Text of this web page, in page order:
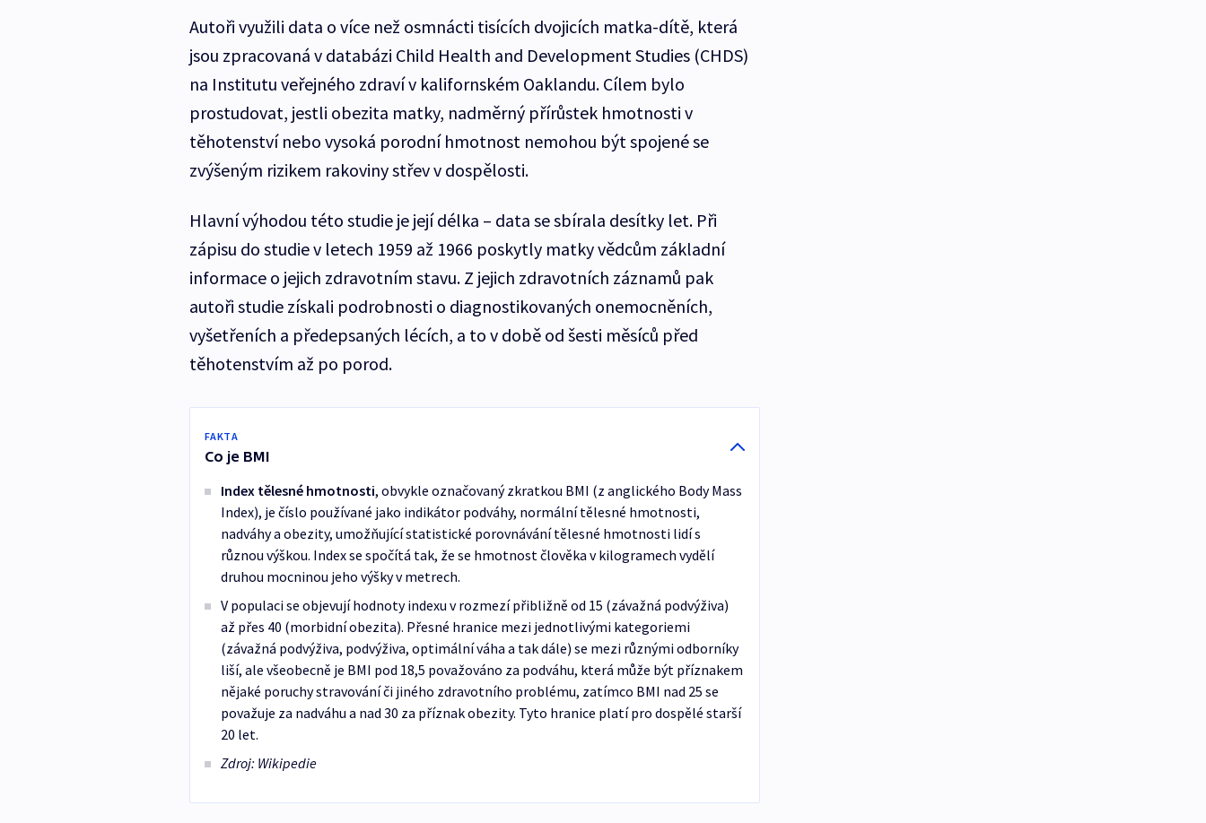
Autoři využili data o více než osmnácti tisících dvojicích matka-dítě, která
jsou zpracovaná v databázi Child Health and Development Studies (CHDS)
na Institutu veřejného zdraví v kalifornském Oaklandu. Cílem bylo
prostudovat, jestli obezita matky, nadměrný přírůstek hmotnosti v
těhotenství nebo vysoká porodní hmotnost nemohou být spojené se
zvýšeným rizikem rakoviny střev v dospělosti.
Hlavní výhodou této studie je její délka – data se sbírala desítky let. Při
zápisu do studie v letech 1959 až 1966 poskytly matky vědcům základní
informace o jejich zdravotním stavu. Z jejich zdravotních záznamů pak
autoři studie získali podrobnosti o diagnostikovaných onemocněních,
vyšetřeních a předepsaných lécích, a to v době od šesti měsíců před
těhotenstvím až po porod.
FAKTA
Co je BMI
Index tělesné hmotnosti, obvykle označovaný zkratkou BMI (z anglického Body Mass
Index), je číslo používané jako indikátor podváhy, normální tělesné hmotnosti,
nadváhy a obezity, umožňující statistické porovnávání tělesné hmotnosti lidí s
různou výškou. Index se spočítá tak, že se hmotnost člověka v kilogramech vydělí
druhou mocninou jeho výšky v metrech.
V populaci se objevují hodnoty indexu v rozmezí přibližně od 15 (závažná podvýživa)
až přes 40 (morbidní obezita). Přesné hranice mezi jednotlivými kategoriemi
(závažná podvýživa, podvýživa, optimální váha a tak dále) se mezi různými odborníky
liší, ale všeobecně je BMI pod 18,5 považováno za podváhu, která může být příznakem
nějaké poruchy stravování či jiného zdravotního problému, zatímco BMI nad 25 se
považuje za nadváhu a nad 30 za příznak obezity. Tyto hranice platí pro dospělé starší
20 let.
Zdroj: Wikipedie